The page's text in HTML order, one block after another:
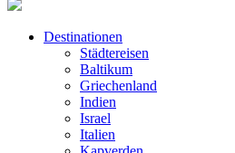
Destinationen
Städtereisen
Baltikum
Griechenland
Indien
Israel
Italien